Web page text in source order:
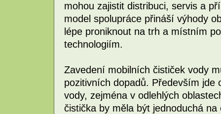
mohou zajistit distribuci, servis a
model spolupráce přináší výhody
lépe proniknout na trh a místním
technologiím.
Zavedení mobilních čističek vody
pozitivních dopadů. Především jde
vody, zejména v odlehlých
čistička by měla být jednoduchá